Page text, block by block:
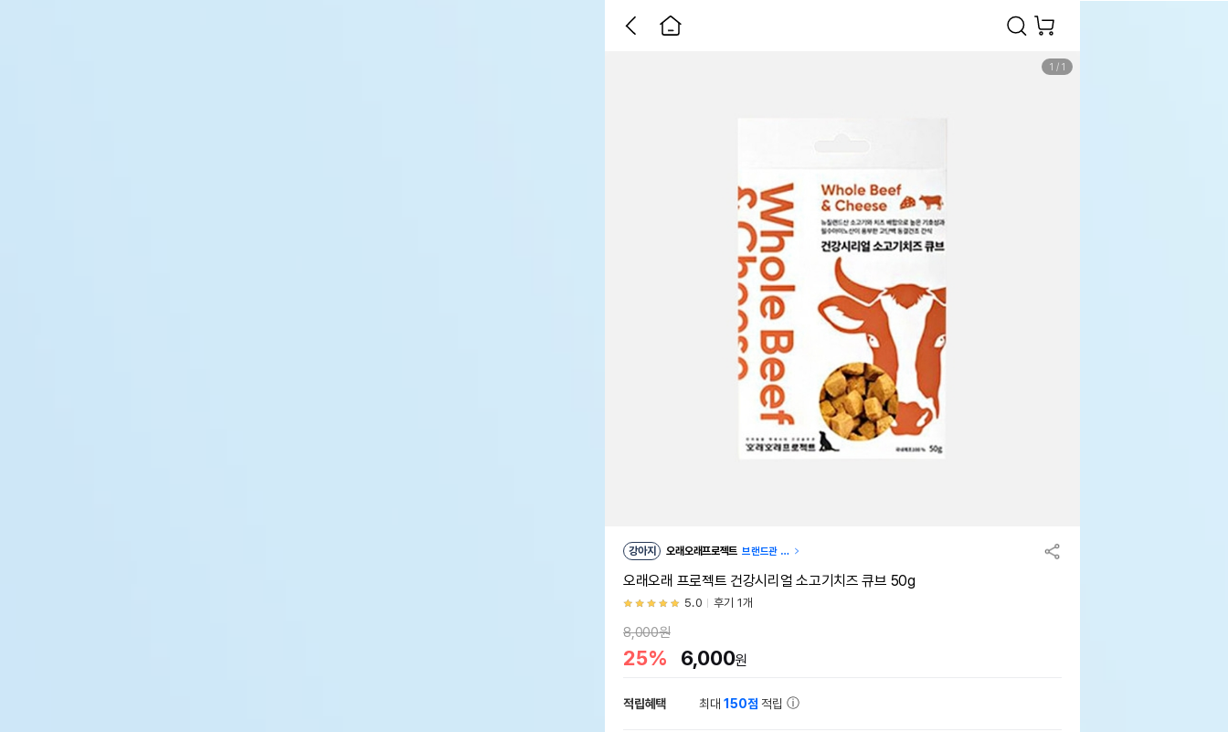
1 / 1
강아지 오래오래프로젝트 브랜드관 이
오래오래 프로젝트 건강시리얼 소고기치즈 큐브 50g
5.0 후기 1개
8,000원
25% 6,000원
적립혜택 최대150점 적립